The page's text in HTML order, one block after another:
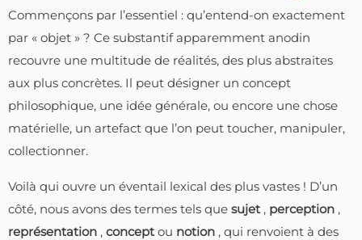
Commençons par l’essentiel : qu’entend-on exactement
par « objet » ? Ce substantif apparemment anodin
recouvre une multitude de réalités, des plus abstraites
aux plus concrètes. Il peut désigner un concept
philosophique, une idée générale, ou encore une chose
matérielle, un artefact que l’on peut toucher, manipuler,
collectionner.
Voilà qui ouvre un éventail lexical des plus vastes ! D’un
côté, nous avons des termes tels que sujet , perception ,
représentation , concept ou notion , qui renvoient à des